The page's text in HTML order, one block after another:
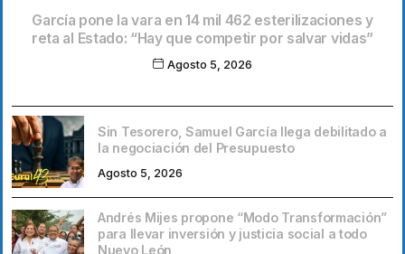
García pone la vara en 14 mil 462 esterilizaciones y
reta al Estado: “Hay que competir por salvar vidas”
Agosto 5, 2026
Sin Tesorero, Samuel García llega debilitado a
la negociación del Presupuesto
Agosto 5, 2026
Andrés Mijes propone “Modo Transformación”
para llevar inversión y justicia social a todo
Nuevo León